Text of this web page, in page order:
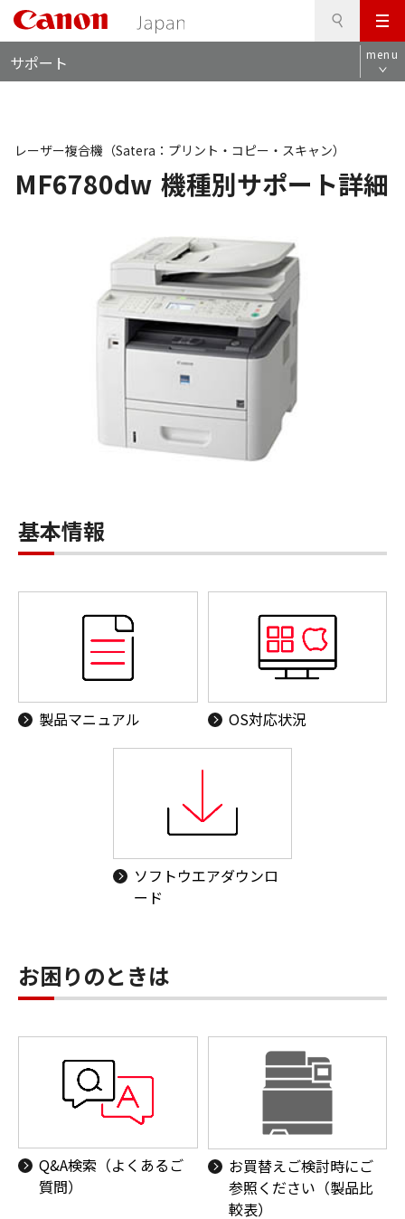
メ
ニ
ュ
サポート menu
MF6780dw 機種別サポート詳細
レーザー複合機（Satera：プリント・コピー・スキャン）
基本情報
製品マニュアル OS対応状況
ソフトウエアダウンロ
ード
お困りのときは
Q&A検索（よくあるご
質問）
お買替えご検討時にご
参照ください（製品比
較表）